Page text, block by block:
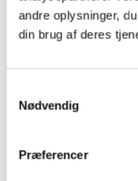
andre oplysninger,
din brug af deres
Nødvendig
Præferencer